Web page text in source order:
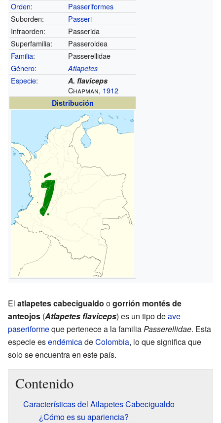
Orden:
Passeriformes
Suborden:
Passeri
Infraorden:
Passerida
Superfamilia:
Passeroidea
Familia:
Passerellidae
Género: Atlapetes
Especie: A. flaviceps
Chapman, 1912
Distribución
El atlapetes cabecigualdo ogorrión montés de
anteojos (Atlapetes flaviceps) es un tipo deave
paseriformeque pertenece a la familiaPasserellidae. Esta
especie esendémicadeColombia, lo que significa que
solo se encuentra en este país.
Contenido
Características del Atlapetes Cabecigualdo
¿Cómo es su apariencia?